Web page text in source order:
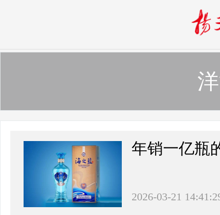
年销一亿瓶
2026-03-21